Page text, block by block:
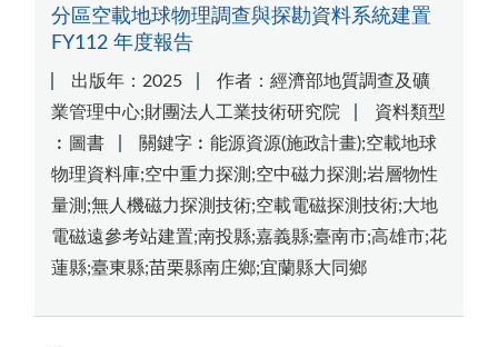
分區空載地球物理調查與探勘資料系統建置
FY112 年度報告
出版年：2025
作者：經濟部地質調查及礦
業管理中心;財團法人工業技術研究院
資料類型
︰圖書
關鍵字︰能源資源(施政計畫);空載地球
物理資料庫;空中重力探測;空中磁力探測;岩層物性
量測;無人機磁力探測技術;空載電磁探測技術;大地
電磁遠參考站建置;南投縣;嘉義縣;臺南市;高雄市;花
蓮縣;臺東縣;苗栗縣南庄鄉;宜蘭縣大同鄉